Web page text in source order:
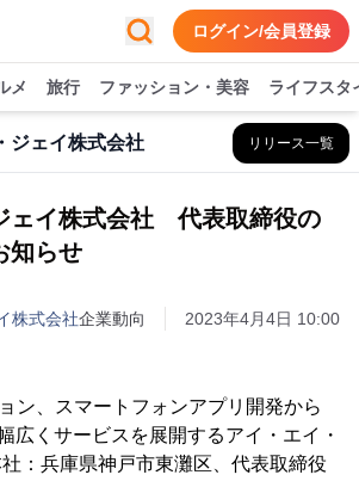
ログイン/会員登録
メ 旅行 ファッション・美容 ライフスタ
ジェイ株式会社 リリース一覧
ェイ株式会社 代表取締役の
知らせ
株式会社企業動向 2023年4月4日 10:00
ン、スマートフォンアプリ開発から
広くサービスを展開するアイ・エイ・
：兵庫県神戸市東灘区、代表取締役